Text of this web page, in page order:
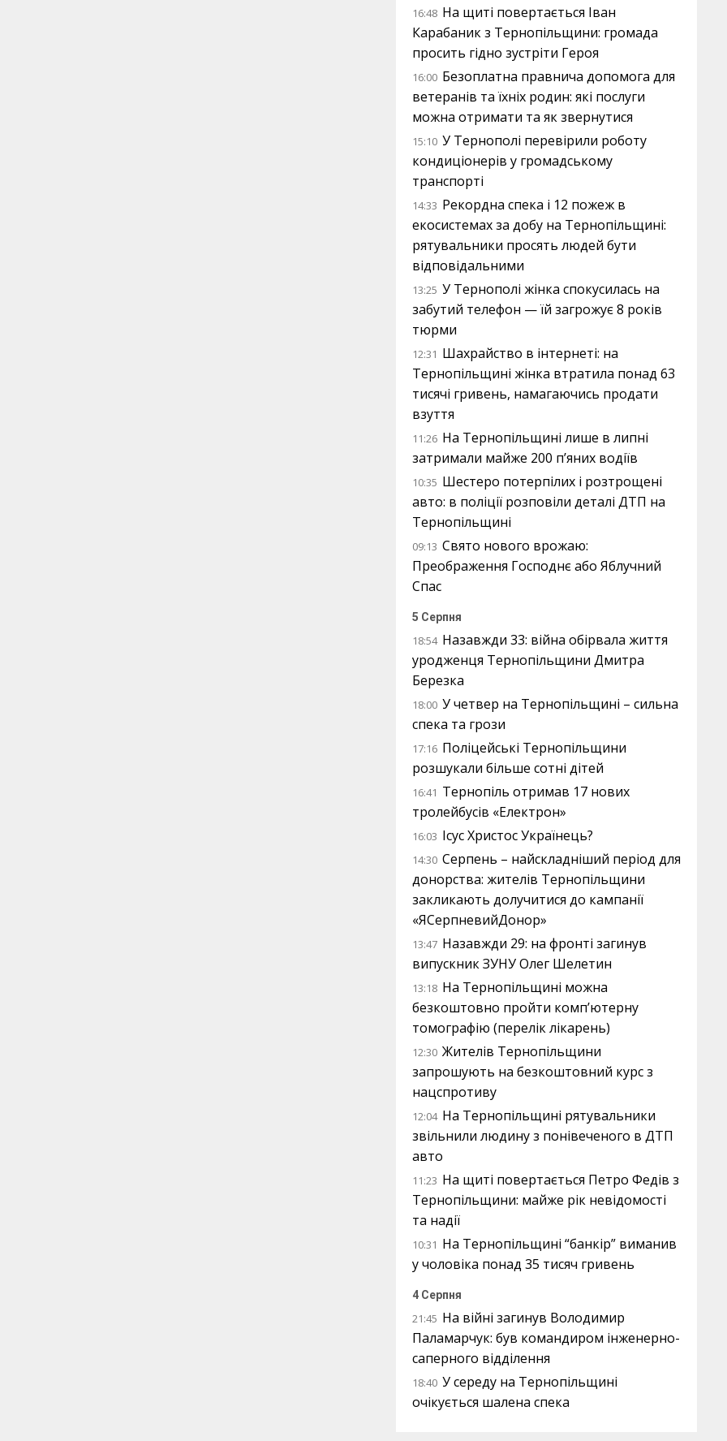
16:48 На щиті повертається Іван
Карабаник з Тернопільщини: громада
просить гідно зустріти Героя
16:00 Безоплатна правнича допомога для
ветеранів та їхніх родин: які послуги
можна отримати та як звернутися
15:10 У Тернополі перевірили роботу
кондиціонерів у громадському
транспорті
14:33 Рекордна спека і 12 пожеж в
екосистемах за добу на Тернопільщині:
рятувальники просять людей бути
відповідальними
13:25 У Тернополі жінка спокусилась на
забутий телефон — їй загрожує 8 років
тюрми
12:31 Шахрайство в інтернеті: на
Тернопільщині жінка втратила понад 63
тисячі гривень, намагаючись продати
взуття
11:26 На Тернопільщині лише в липні
затримали майже 200 п’яних водіїв
10:35 Шестеро потерпілих і розтрощені
авто: в поліції розповіли деталі ДТП на
Тернопільщині
09:13 Свято нового врожаю:
Преображення Господнє або Яблучний
Спас
5 Серпня
18:54 Назавжди 33: війна обірвала життя
уродженця Тернопільщини Дмитра
Березка
18:00 У четвер на Тернопільщині – сильна
спека та грози
17:16 Поліцейські Тернопільщини
розшукали більше сотні дітей
16:41 Тернопіль отримав 17 нових
тролейбусів «Електрон»
16:03 Ісус Христос Українець?
14:30 Серпень – найскладніший період для
донорства: жителів Тернопільщини
закликають долучитися до кампанії
«ЯСерпневийДонор»
13:47 Назавжди 29: на фронті загинув
випускник ЗУНУ Олег Шелетин
13:18 На Тернопільщині можна
безкоштовно пройти комп’ютерну
томографію (перелік лікарень)
12:30 Жителів Тернопільщини
запрошують на безкоштовний курс з
нацспротиву
12:04 На Тернопільщині рятувальники
звільнили людину з понівеченого в ДТП
авто
11:23 На щиті повертається Петро Федів з
Тернопільщини: майже рік невідомості
та надії
10:31 На Тернопільщині “банкір” виманив
у чоловіка понад 35 тисяч гривень
4 Серпня
21:45 На війні загинув Володимир
Паламарчук: був командиром інженерно-
саперного відділення
18:40 У середу на Тернопільщині
очікується шалена спека